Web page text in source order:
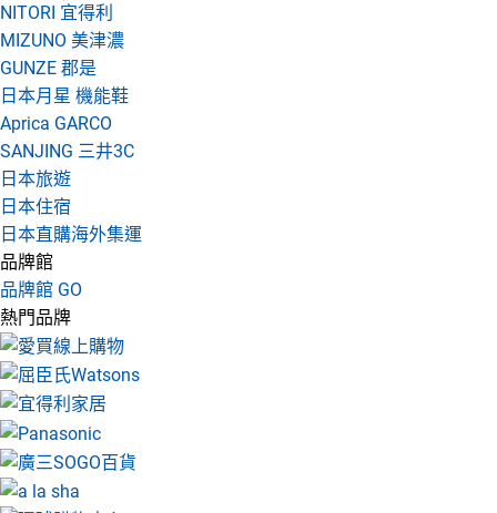
NITORI 宜得利
MIZUNO 美津濃
GUNZE 郡是
日本月星 機能鞋
Aprica GARCO
SANJING 三井3C
日本旅遊
日本住宿
日本直購海外集運
品牌館
品牌館 GO
熱門品牌